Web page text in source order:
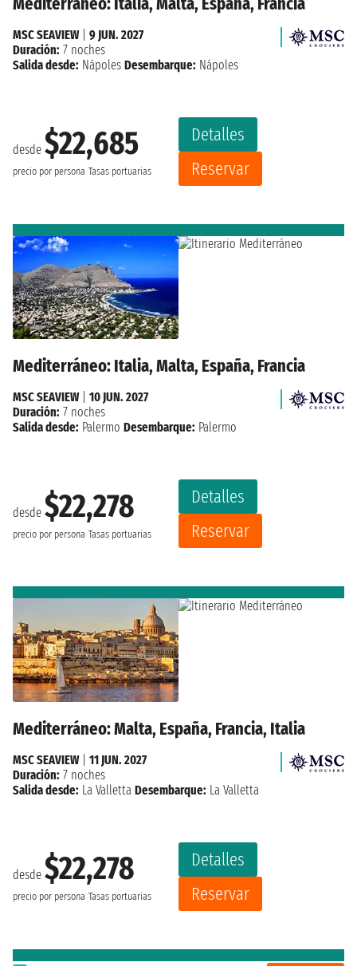
desde $22,685
precio por persona Tasas portuarias
Detalles
Reservar
MSC SEAVIEW| 9 JUN. 2027
Duración: 7 noches
Salida desde: Nápoles Desembarque: Nápoles
Mediterráneo: Italia, Malta, España, Francia
desde $22,278
precio por persona Tasas portuarias
Detalles
Reservar
MSC SEAVIEW| 10 JUN. 2027
Duración: 7 noches
Salida desde: Palermo Desembarque: Palermo
Mediterráneo: Malta, España, Francia, Italia
desde $22,278
precio por persona Tasas portuarias
Detalles
Reservar
MSC SEAVIEW| 11 JUN. 2027
Duración: 7 noches
Salida desde: La Valletta Desembarque: La Valletta